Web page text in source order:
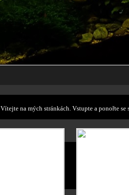
Vítejte na mých stránkách. Vstupte a ponořte